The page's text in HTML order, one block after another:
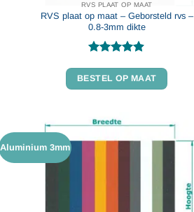
RVS PLAAT OP MAAT
RVS plaat op maat – Geborsteld rvs –
0.8-3mm dikte
4.87uit 5
BESTEL OP MAAT
Aluminium 3mm